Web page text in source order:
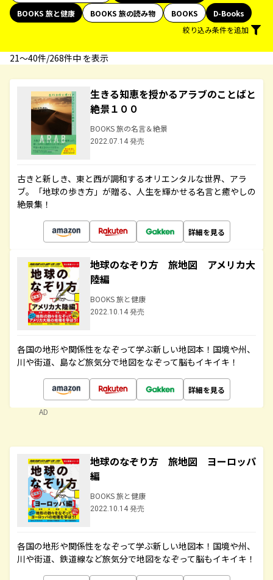
BOOKS 旅と健康
BOOKS 旅の読み物 BOOKS
D-Books
絞り込み条件を追加
21〜40件/268件中 を表示
生きる知恵を授かるアラブのことばと
絶景１００
BOOKS 旅の名言＆絶景
2022.07.14 発売
古きと新しき、東と西が調和するオリエンタルな世界、アラ
ブ。「地球の歩き方」が贈る、人生を輝かせる名言と癒やしの
絶景集！
詳細を見る
地球のなぞり方 旅地図 アメリカ大
陸編
BOOKS 旅と健康
2022.10.14 発売
各国の地形や関係性をなぞって学ぶ新しい地図本！国境や州、
川や街道、島など旅気分で地図をなぞって脳もイキイキ！
詳細を見る
AD
地球のなぞり方 旅地図 ヨーロッパ
編
BOOKS 旅と健康
2022.10.14 発売
各国の地形や関係性をなぞって学ぶ新しい地図本！国境や州、
川や街道、鉄道線など旅気分で地図をなぞって脳もイキイキ！